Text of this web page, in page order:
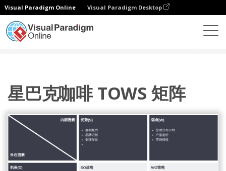
Visual Paradigm Online Visual Paradigm Desktop
星巴克咖啡 TOWS 矩阵